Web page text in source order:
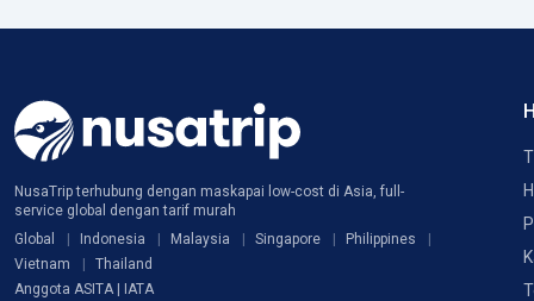
NusaTrip terhubung dengan maskapai low-cost di Asia, full-
service global dengan tarif murah
Global
Indonesia Malaysia Singapore
Philippines
Vietnam
Thailand
Anggota ASITA | IATA